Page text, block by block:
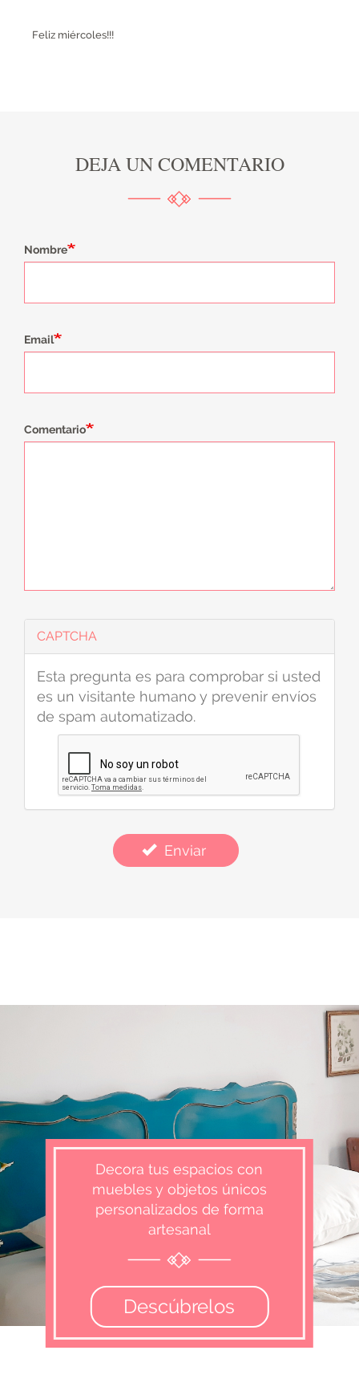
Feliz miércoles!!!
DEJA UN COMENTARIO
Nombre
Email
Comentario
CAPTCHA
Esta pregunta es para comprobar si usted
es un visitante humano y prevenir envíos
de spam automatizado.
Enviar
Decora tus espacios con
muebles y objetos únicos
personalizados de forma
artesanal
Descúbrelos